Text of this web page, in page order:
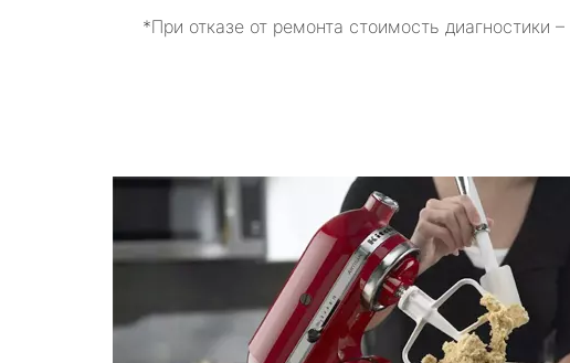
*При отказе от ремонта стоимость диагностики